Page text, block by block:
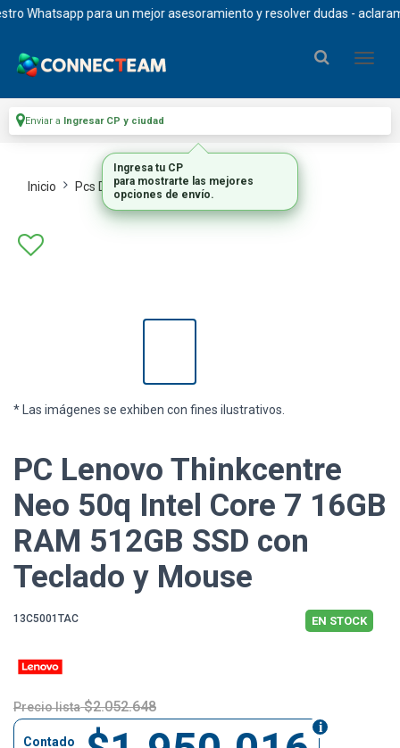
para un mejor asesoramiento y resolver dudas -
Enviar a Ingresar CP y ciudad
Inicio Pcs De Escritorio Pc S
* Las imágenes se exhiben con fines ilustrativos.
PC Lenovo Thinkcentre
Neo 50q Intel Core 7 16GB
RAM 512GB SSD con
Teclado y Mouse
13C5001TAC EN STOCK
Precio lista $2.052.648
Contado